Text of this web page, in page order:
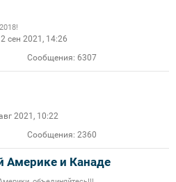
сен 2021, 14:26
Сообщения: 6307
2021, 10:22
Сообщения: 2360
Америке и Канаде